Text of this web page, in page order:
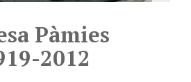
Pàmies
2012